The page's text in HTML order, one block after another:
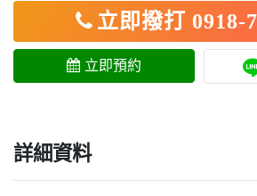
立即撥打 0918-
立即預約
詳細資料